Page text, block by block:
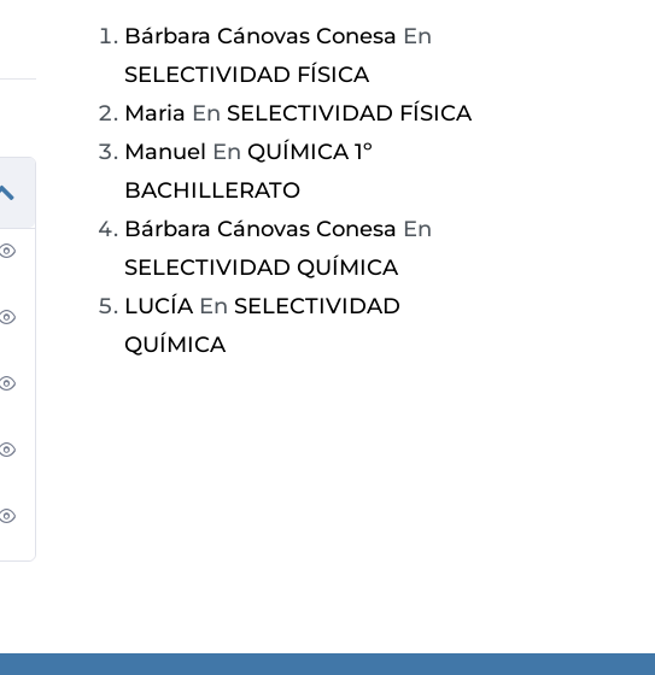
CÓMPRAME
Bárbara Cánovas Conesa En
SELECTIVIDAD FÍSICA
Maria EnSELECTIVIDAD FÍSICA
Manuel EnQUÍMICA 1º
BACHILLERATO
Bárbara Cánovas Conesa En
SELECTIVIDAD QUÍMICA
LUCÍA EnSELECTIVIDAD
QUÍMICA